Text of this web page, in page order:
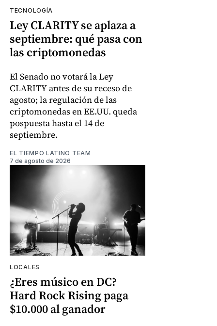
TECNOLOGÍA
Ley CLARITY se aplaza a
septiembre: qué pasa con
las criptomonedas
El Senado no votará la Ley
CLARITY antes de su receso de
agosto; la regulación de las
criptomonedas en EE.UU. queda
pospuesta hasta el 14 de
septiembre.
EL TIEMPO LATINO TEAM
7 de agosto de 2026
LOCALES
¿Eres músico en DC?
Hard Rock Rising paga
$10.000 al ganador